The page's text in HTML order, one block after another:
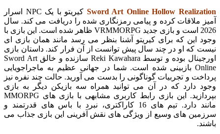
Sword Art Online Hollow Realization
کیریتو با یک NPC اسرار
آمیز ملاقات کرده و پیامی رمزنگاری شده را دریافت می کند. سال
2026 است و بازی جدید VRMMORPG ظاهر شده است. این بازی با
وجود این که برای کیریتو آشنا بنظر می رسد مانند همان بازی ای
نیست که او در چند سال پیش توانست از آن فرار کند. داستان بازی
اورجینال بوده و توسط Reki Kawahara سازنده و خالق Sword Art
Online بازبینی شده است. شما در جهانی عظیم به ماجراجویایی
پرداخت و تجربیات گوناگونی را بدست می آورید. حالت چند نفره نیز
وجود دارد که در آن می توانید همراه سه بازیکن دیگر به بازی
بپردازید. این بازی رابط کاربری مشابهی با بازی های MMORPG
مانند دارد. تیم های 16 کاراکتری، نبرد با باس های قدرتمند و
سرزمین های وسیع از ویژگی های نقش آفرینی این بازی جذاب می
باشند.